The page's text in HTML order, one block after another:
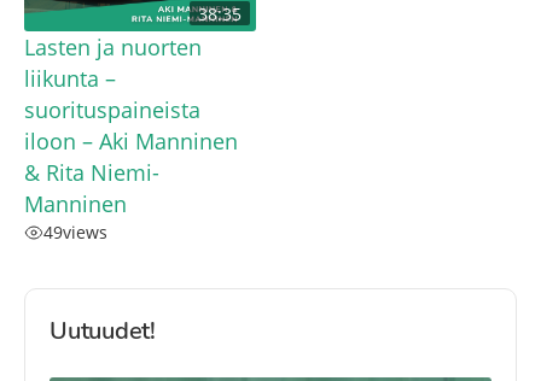
38:35
Lasten ja nuorten
liikunta –
suorituspaineista
iloon – Aki Manninen
& Rita Niemi-
Manninen
49views
Uutuudet!